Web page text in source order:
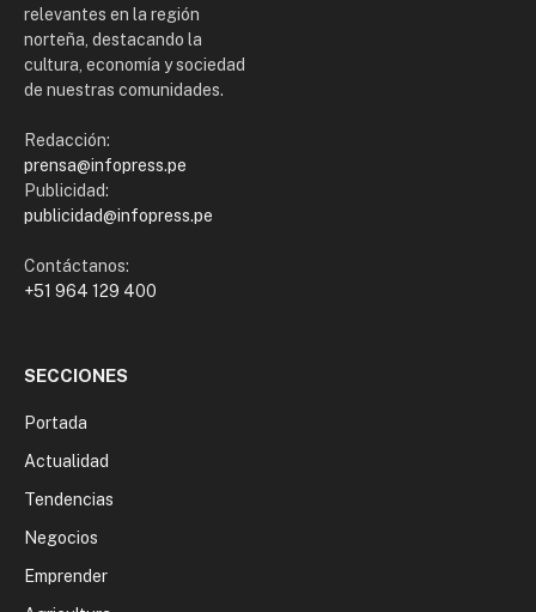
relevantes en la región
norteña, destacando la
cultura, economía y sociedad
de nuestras comunidades.
Redacción:
prensa@infopress.pe
Publicidad:
publicidad@infopress.pe
Contáctanos:
+51 964 129 400
SECCIONES
Portada
Actualidad
Tendencias
Negocios
Emprender